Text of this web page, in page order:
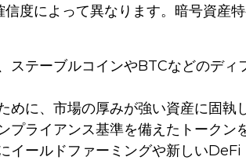
度によって異なります。暗号資産
ステーブルコインやBTCなどのディ
に、市場の厚みが強い資産に固執
ライアンス基準を備えたトークン
イールドファーミングや新しいDeFi